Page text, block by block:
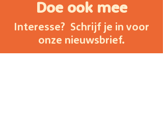
Doe ook mee
Interesse? Schrijf je in voor
onze nieuwsbrief.